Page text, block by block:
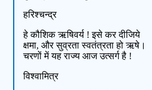
हरिश्चन्द्र
हे कौशिक ऋषिवर्य ! इसे कर दीजिये
क्षमा, और सुव्रता स्वतंत्रता हो ऋषे।
चरणों में यह राज्य आज उत्सर्ग है !
विश्वामित्र